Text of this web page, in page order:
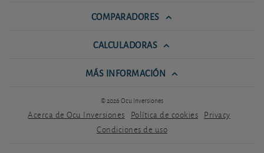
COMPARADORES
CALCULADORAS
MÁS INFORMACIÓN
© 2026 Ocu Inversiones
Acerca de Ocu Inversiones Política de cookies Privacy
Condiciones de uso